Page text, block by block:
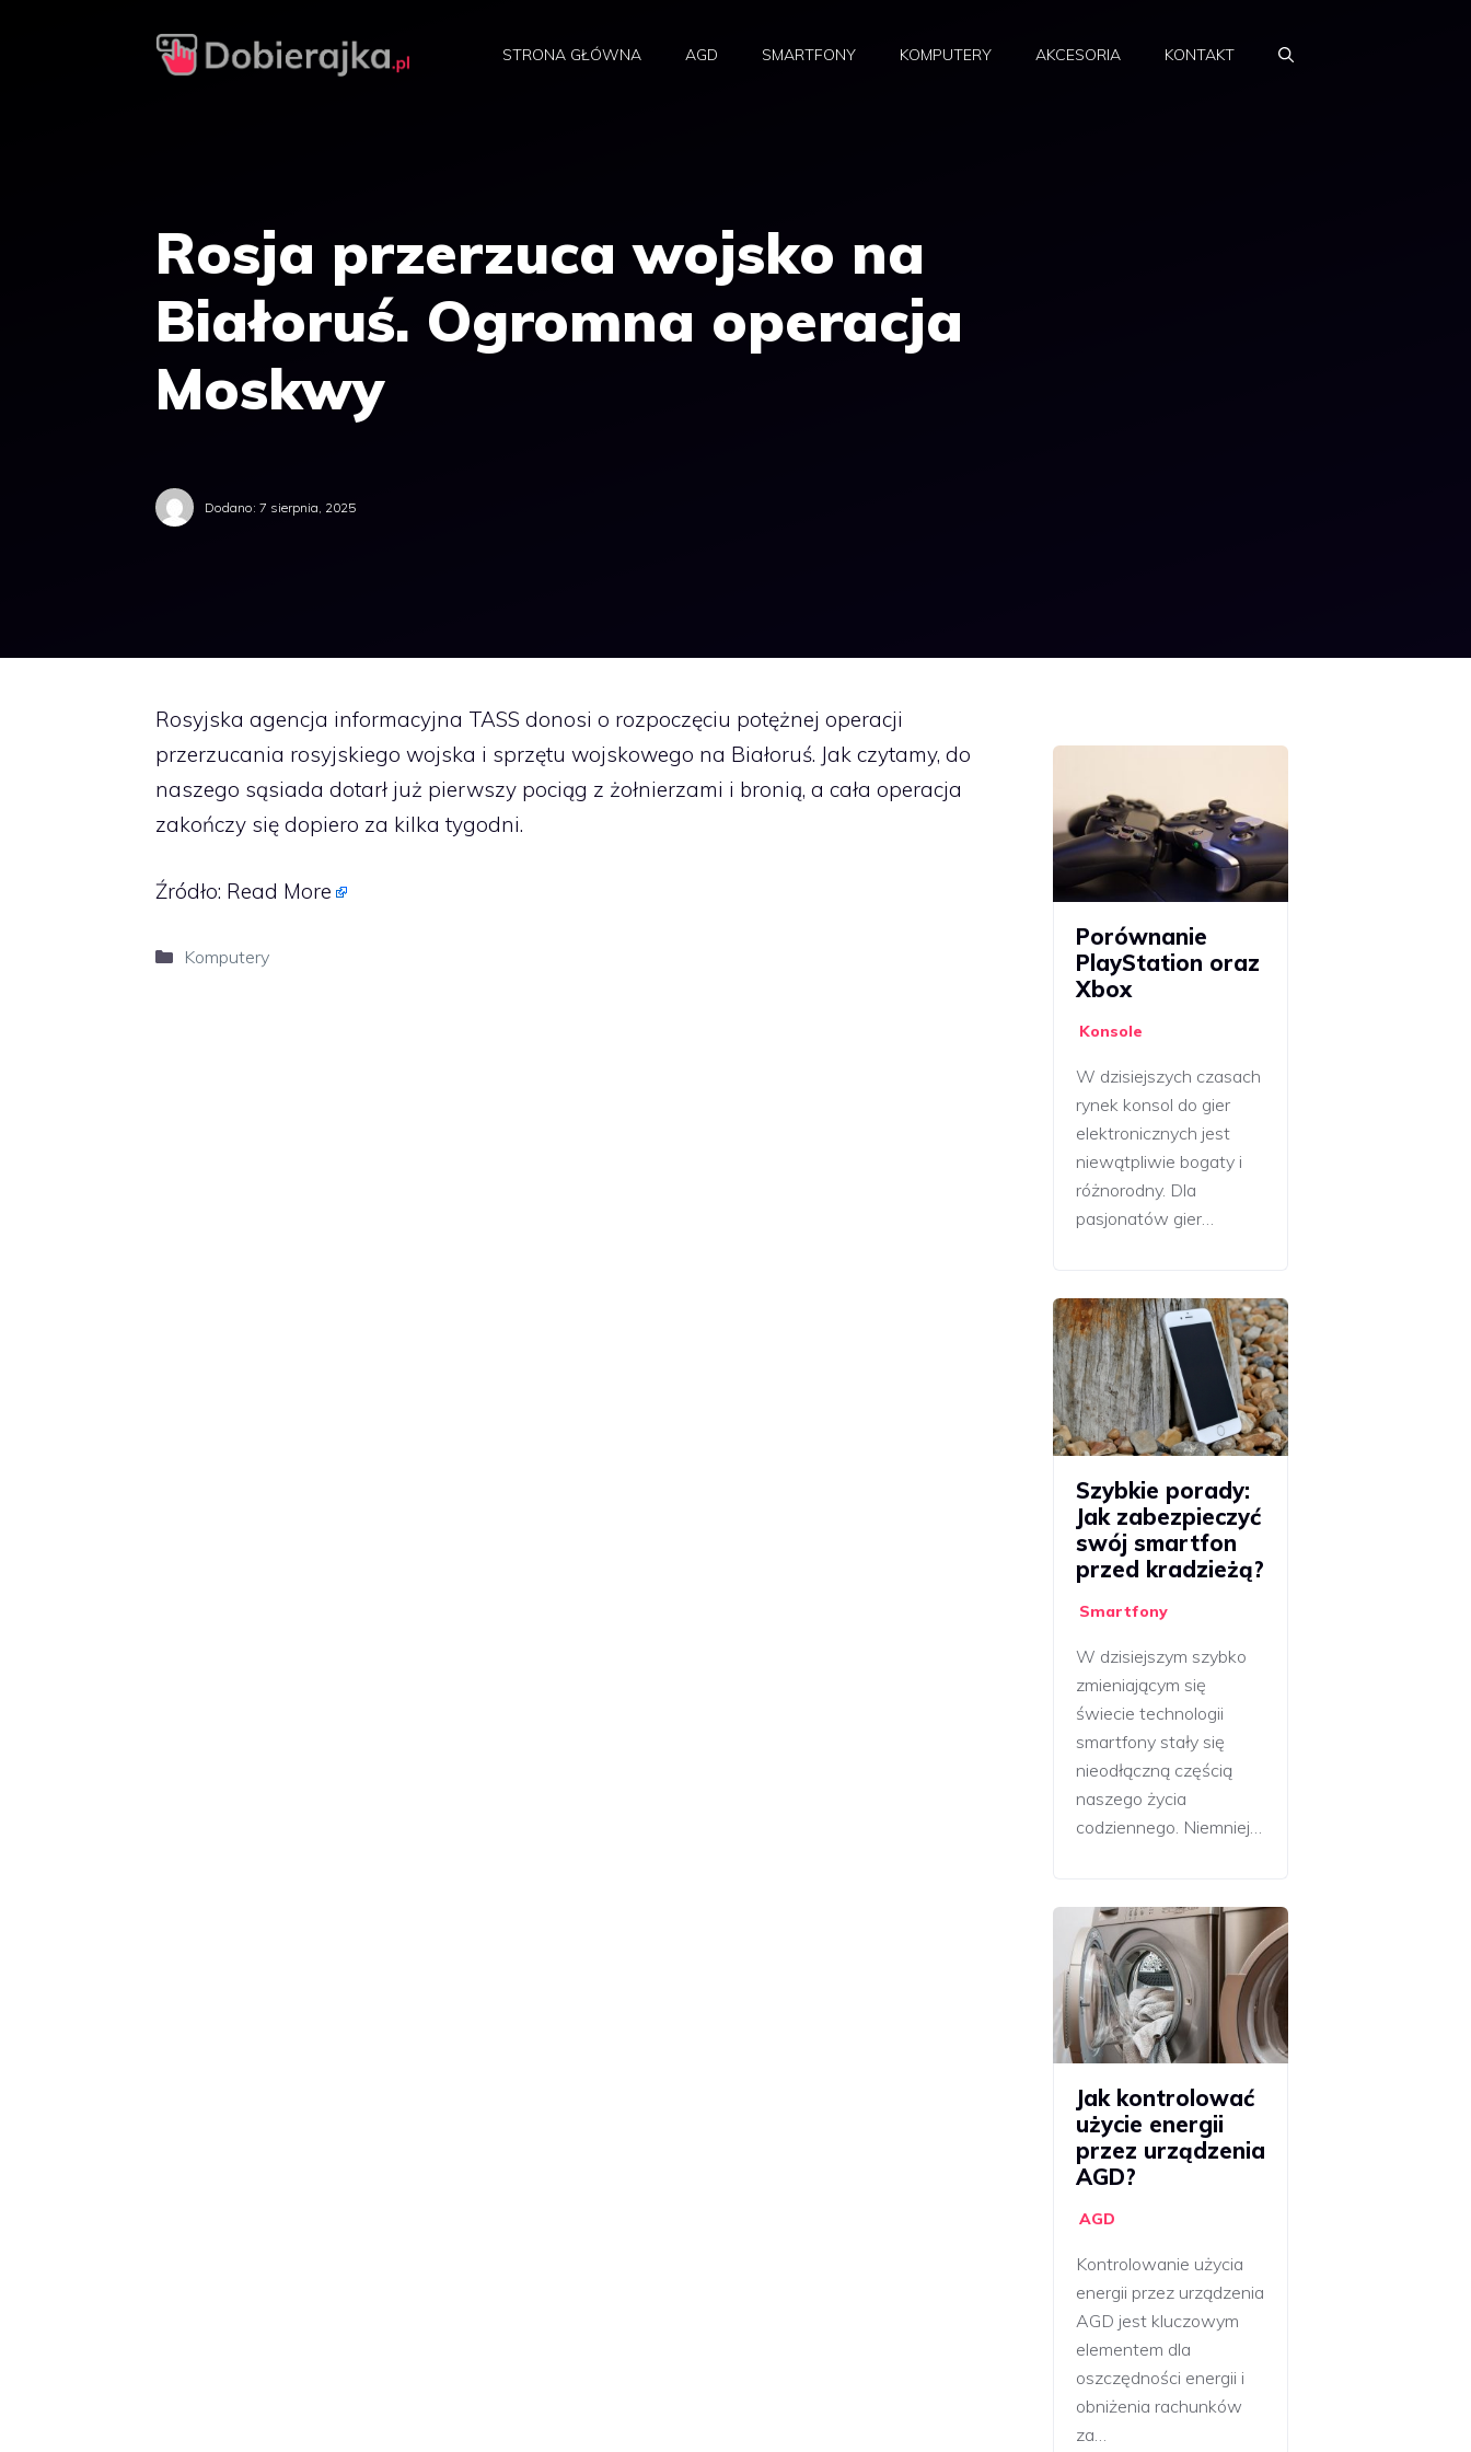
STRONA GŁÓWNA AGD SMARTFONY KOMPUTERY AKCESORIA KONTAKT
Rosja przerzuca wojsko na
Białoruś. Ogromna operacja
Moskwy
Dodano: 7 sierpnia, 2025
Rosyjska agencja informacyjna TASS donosi o rozpoczęciu potężnej operacji
przerzucania rosyjskiego wojska i sprzętu wojskowego na Białoruś. Jak czytamy, do
naszego sąsiada dotarł już pierwszy pociąg z żołnierzami i bronią, a cała operacja
zakończy się dopiero za kilka tygodni.
Źródło: Read More
Kategorie
Komputery
Porównanie
PlayStation oraz
Xbox
Konsole
W dzisiejszych czasach
rynek konsol do gier
elektronicznych jest
niewątpliwie bogaty i
różnorodny. Dla
pasjonatów gier…
Szybkie porady:
Jak zabezpieczyć
swój smartfon
przed kradzieżą?
Smartfony
W dzisiejszym szybko
zmieniającym się
świecie technologii
smartfony stały się
nieodłączną częścią
naszego życia
codziennego. Niemniej…
Jak kontrolować
użycie energii
przez urządzenia
AGD?
AGD
Kontrolowanie użycia
energii przez urządzenia
AGD jest kluczowym
elementem dla
oszczędności energii i
obniżenia rachunków
za…